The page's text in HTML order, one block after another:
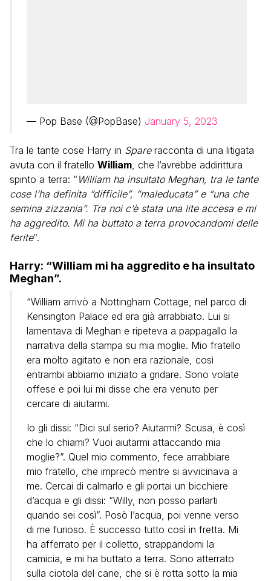
— Pop Base (@PopBase) January 5, 2023
Tra le tante cose Harry in Spareracconta di una litigata
avuta con il fratello William, che l’avrebbe addirittura
spinto a terra: “ William ha insultato Meghan, tra le tante
cose l’ha definita “difficile”, “maleducata” e “una che
semina zizzania”. Tra noi c’è stata una lite accesa e mi
ha aggredito. Mi ha buttato a terra provocandomi delle
ferite“.
Harry: “William mi ha aggredito e ha insultato
Meghan”.
“William arrivò a Nottingham Cottage, nel parco di
Kensington Palace ed era già arrabbiato. Lui si
lamentava di Meghan e ripeteva a pappagallo la
narrativa della stampa su mia moglie. Mio fratello
era molto agitato e non era razionale, così
entrambi abbiamo iniziato a gridare. Sono volate
offese e poi lui mi disse che era venuto per
cercare di aiutarmi.
Io gli dissi: “Dici sul serio? Aiutarmi? Scusa, è così
che lo chiami? Vuoi aiutarmi attaccando mia
moglie?”. Quel mio commento, fece arrabbiare
mio fratello, che imprecò mentre si avvicinava a
me. Cercai di calmarlo e gli portai un bicchiere
d’acqua e gli dissi: “Willy, non posso parlarti
quando sei così”. Posò l’acqua, poi venne verso
di me furioso. È successo tutto così in fretta. Mi
ha afferrato per il colletto, strappandomi la
camicia, e mi ha buttato a terra. Sono atterrato
sulla ciotola del cane, che si è rotta sotto la mia